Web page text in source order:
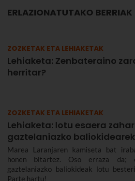
ERLAZIONATUTAKO BERRIAK
ZOZKETAK ETA LEHIAKETAK
Lehiaketa: Zenbateraino
herritar?
ZOZKETAK ETA LEHIAKETAK
Lehiaketa: lotu esaera
gaztelaniazko
Marea Laranjaren kamiseta bat
honen bitartez. Oso erraza da;
gaztelaniazko baliokideak lotu
Parte hartu!